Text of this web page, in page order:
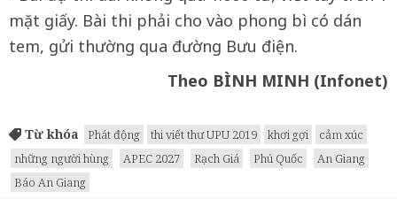
mặt giấy. Bài thi phải cho vào phong bì có dán
tem, gửi thường qua đường Bưu điện.
Theo BÌNH MINH (Infonet)
Từ khóa Phát động thi viết thư UPU 2019 khơi gợi
cảm xúc
những người hùng
APEC 2027 Rạch Giá Phú Quốc
An Giang
Báo An Giang